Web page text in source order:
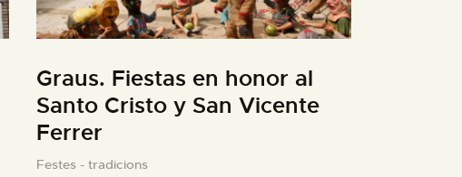
Graus. Fiestas en honor al
Santo Cristo y San Vicente
Ferrer
Festes - tradicions